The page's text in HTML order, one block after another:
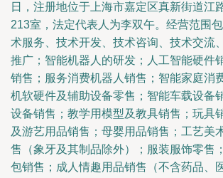
日，注册地位于上海市嘉定区真新街道江
213室，法定代表人为李双午。经营范围
术服务、技术开发、技术咨询、技术交流
推广；智能机器人的研发；人工智能硬件
销售；服务消费机器人销售；智能家庭消
机软硬件及辅助设备零售；智能车载设备
设备销售；教学用模型及教具销售；玩具
及游艺用品销售；母婴用品销售；工艺美
售（象牙及其制品除外）；服装服饰零售
包销售；成人情趣用品销售（不含药品、